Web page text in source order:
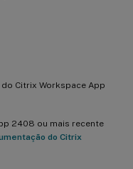
Citrix Workspace App
2408 ou mais recente
do Citrix